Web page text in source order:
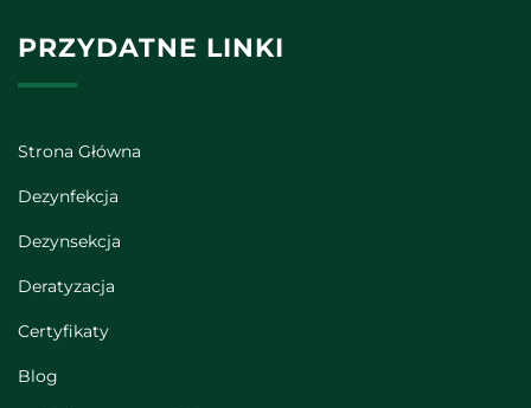
PRZYDATNE LINKI
Strona Główna
Dezynfekcja
Dezynsekcja
Deratyzacja
Certyfikaty
Blog